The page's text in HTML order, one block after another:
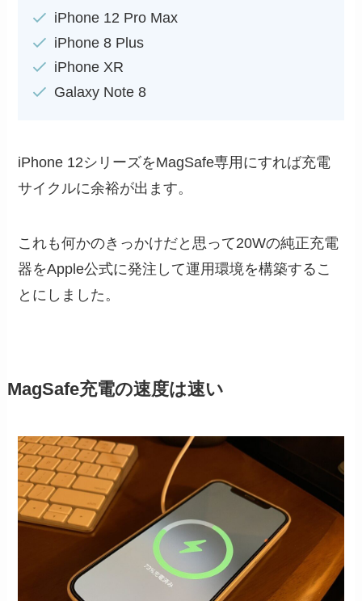
iPhone 12 Pro Max
iPhone 8 Plus
iPhone XR
Galaxy Note 8
iPhone 12シリーズをMagSafe専用にすれば充電
サイクルに余裕が出ます。
これも何かのきっかけだと思って20Wの純正充電
器をApple公式に発注して運用環境を構築するこ
とにしました。
MagSafe充電の速度は速い